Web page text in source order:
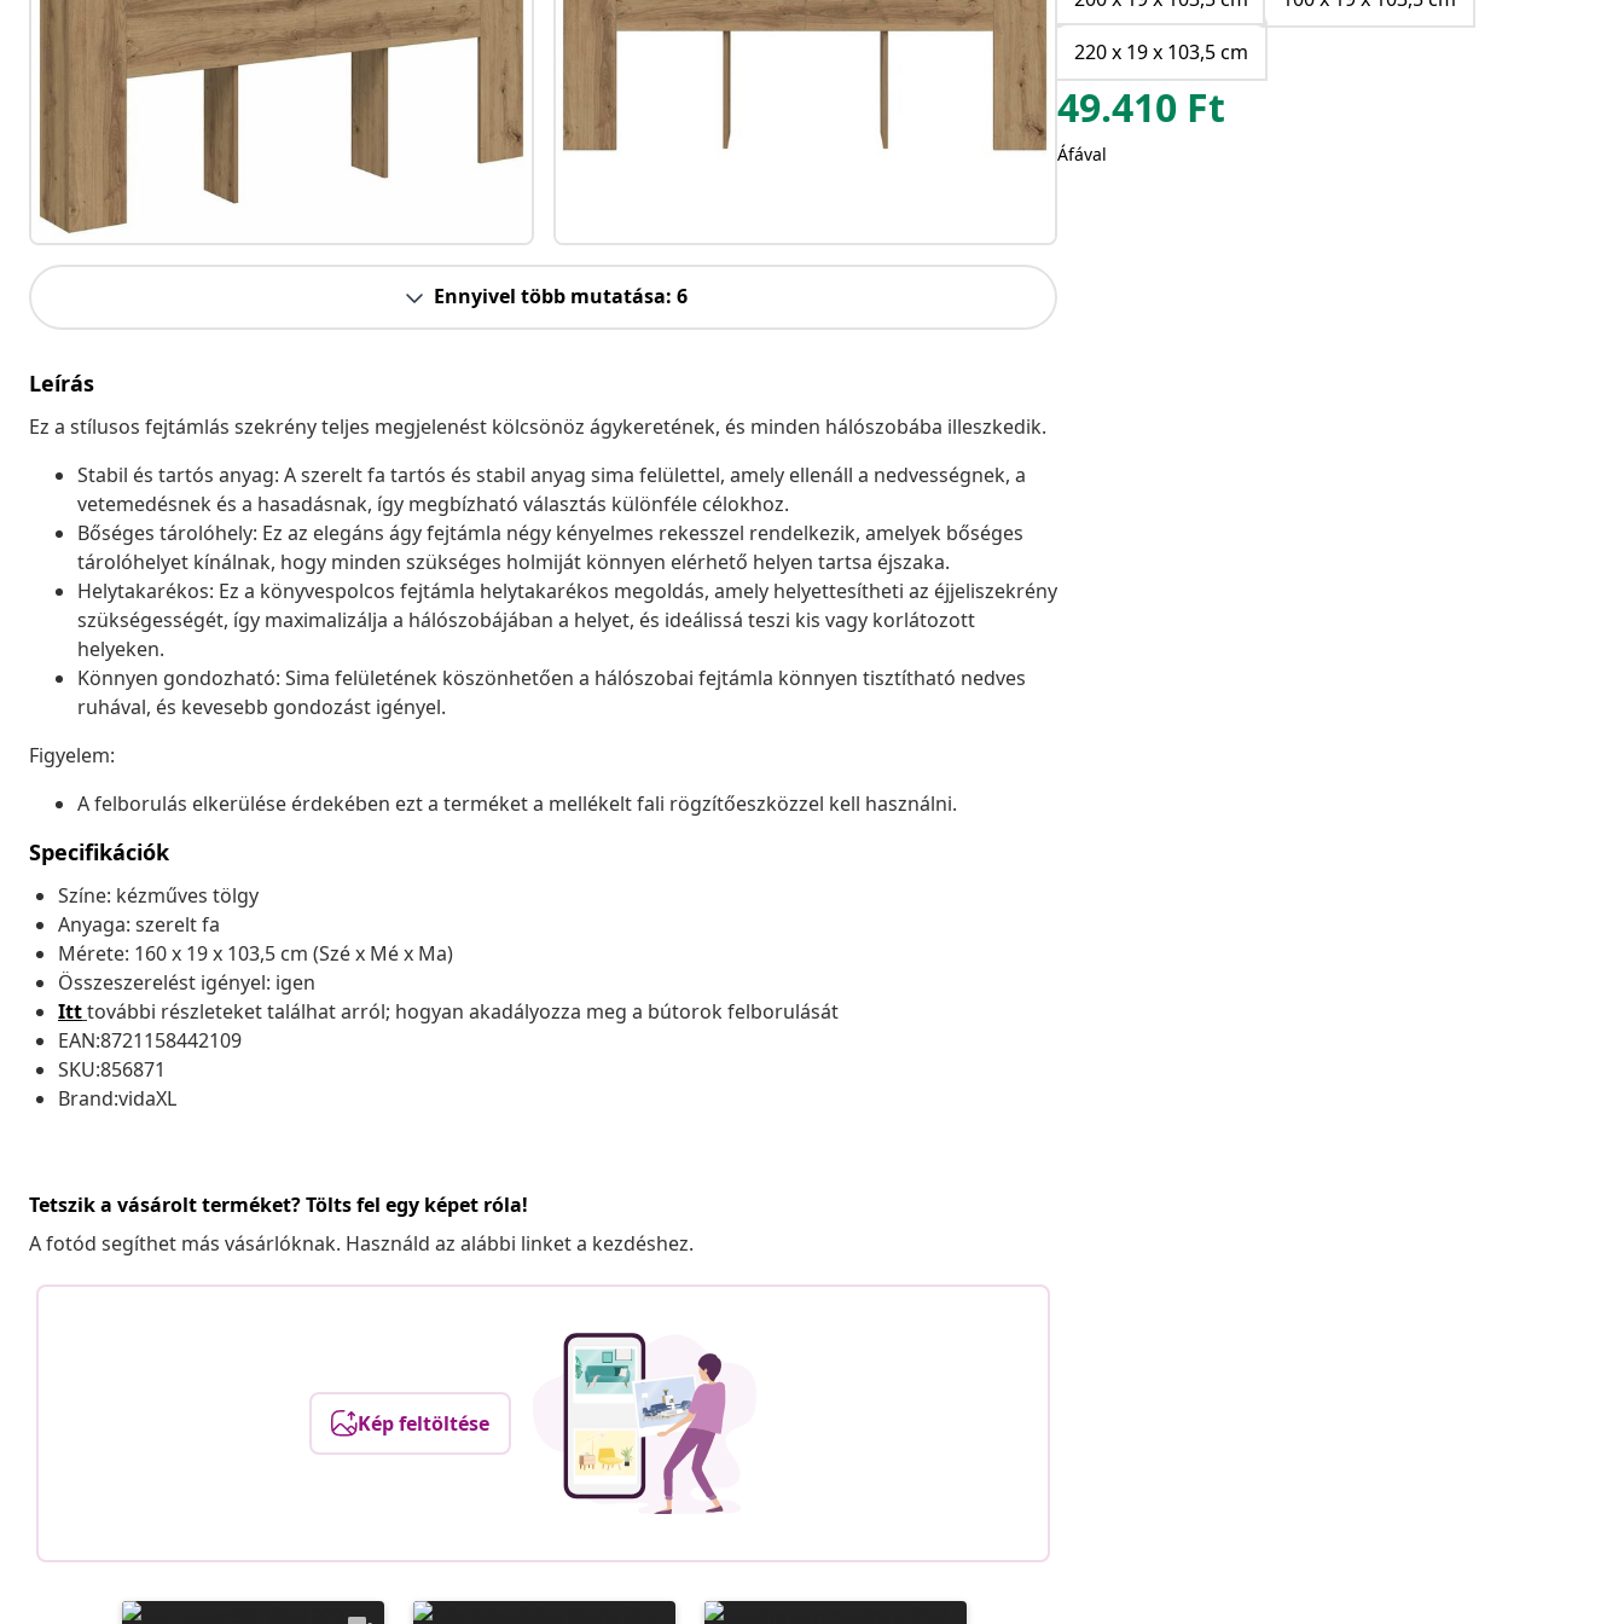
Ennyivel több mutatása: 6
Leírás
Ez a stílusos fejtámlás szekrény teljes megjelenést kölcsönöz ágykeretének, és minden hálószobába illeszkedik.
Stabil és tartós anyag: A szerelt fa tartós és stabil anyag sima felülettel, amely ellenáll a nedvességnek, a
vetemedésnek és a hasadásnak, így megbízható választás különféle célokhoz.
Bőséges tárolóhely: Ez az elegáns ágy fejtámla négy kényelmes rekesszel rendelkezik, amelyek bőséges
tárolóhelyet kínálnak, hogy minden szükséges holmiját könnyen elérhető helyen tartsa éjszaka.
Helytakarékos: Ez a könyvespolcos fejtámla helytakarékos megoldás, amely helyettesítheti az éjjeliszekrény
szükségességét, így maximalizálja a hálószobájában a helyet, és ideálissá teszi kis vagy korlátozott
helyeken.
Könnyen gondozható: Sima felületének köszönhetően a hálószobai fejtámla könnyen tisztítható nedves
ruhával, és kevesebb gondozást igényel.
Figyelem:
A felborulás elkerülése érdekében ezt a terméket a mellékelt fali rögzítőeszközzel kell használni.
Specifikációk
Színe: kézműves tölgy
Anyaga: szerelt fa
Mérete: 160 x 19 x 103,5 cm (Szé x Mé x Ma)
Összeszerelést igényel: igen
Itttovábbi részleteket találhat arról; hogyan akadályozza meg a bútorok felborulását
EAN:8721158442109
SKU:856871
Brand:vidaXL
Tetszik a vásárolt terméket? Tölts fel egy képet róla!
A fotód segíthet más vásárlóknak. Használd az alábbi linket a kezdéshez.
Kép feltöltése
220 x 19 x 103,5 cm
49.410 Ft
Áfával